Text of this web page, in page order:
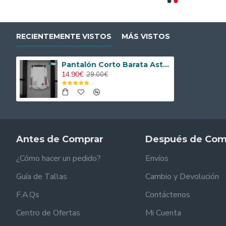
RECIENTEMENTE VISTOS MÁS VISTOS
Pantalón Corto Barata Aston Villa Home Primera Equipación 2025/2026 Versión Jugador
14.90€ 29.00€
Antes de Comprar
¿Cómo hacer un pedido?
Guía de Tallas
F.A.Qs
Centro de Ofertas
Después de
Envíos
Cambio y Devolución
Contáctenos
Mi Cuenta